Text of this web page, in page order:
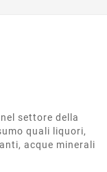
settore della
quali liquori,
acque minerali